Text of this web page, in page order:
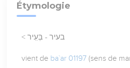
Étymologie
< בעיר - בְּעִִיר
vient de ba`ar 01197 (sens de